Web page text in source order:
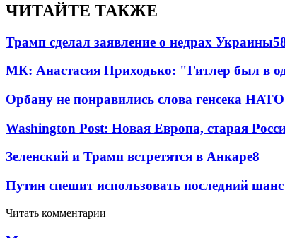
ЧИТАЙТЕ ТАКЖЕ
Трамп сделал заявление о недрах Украины
МК: Анастасия Приходько: "Гитлер был в
Орбану не понравились слова генсека
Washington Post: Новая Европа, старая
Зеленский и Трамп встретятся в Анкаре8
Путин спешит использовать последний
Читать комментарии